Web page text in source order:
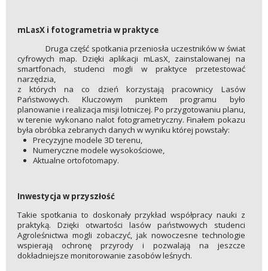
mLasX i fotogrametria w praktyce
Druga część spotkania przeniosła uczestników w świat
cyfrowych map. Dzięki aplikacji mLasX, zainstalowanej na
smartfonach, studenci mogli w praktyce przetestować
narzędzia,
z których na co dzień korzystają pracownicy Lasów
Państwowych. Kluczowym punktem programu było
planowanie i realizacja misji lotniczej. Po przygotowaniu planu,
w terenie wykonano nalot fotogrametryczny. Finałem pokazu
była obróbka zebranych danych w wyniku której powstały:
Precyzyjne modele 3D terenu,
Numeryczne modele wysokościowe,
Aktualne ortofotomapy.
Inwestycja w przyszłość
Takie spotkania to doskonały przykład współpracy nauki z
praktyką. Dzięki otwartości lasów państwowych studenci
Agroleśnictwa mogli zobaczyć, jak nowoczesne technologie
wspierają ochronę przyrody i pozwalają na jeszcze
dokładniejsze monitorowanie zasobów leśnych.